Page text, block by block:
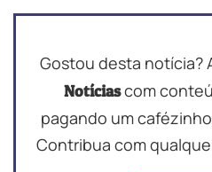
Gostou desta notícia?
Notíciascom
pagando um
Contribua com